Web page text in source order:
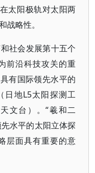
太阳极轨对太阳两
战略性。
社会发展第十五个
前沿科技攻关的重
有国际领先水平的
地L5太阳探测工
文台）。“羲和二
水平的太阳立体探
层面具有重要的意